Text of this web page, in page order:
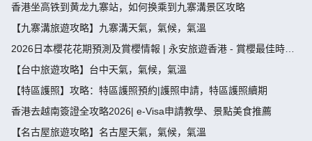
香港坐高铁到黄龙九寨站，如何换乘到九寨溝景区攻略
【九寨溝旅遊攻略】九寨溝天氣，氣候，氣溫
2026日本櫻花花期預測及賞櫻情報 | 永安旅遊香港 - 賞櫻最佳時
間、地點推薦
【台中旅遊攻略】台中天氣，氣候，氣溫
【特區護照】攻略：特區護照預約|護照申請，特區護照續期
香港去越南簽證全攻略2026| e-Visa申請教學、景點美食推薦
【名古屋旅遊攻略】名古屋天氣，氣候，氣溫